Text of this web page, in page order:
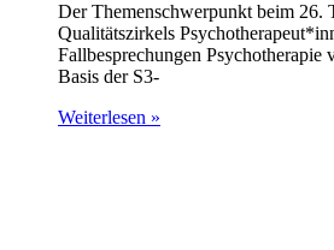
Der Themenschwerpunkt beim 26.
Qualitätszirkels
Fallbesprechungen Psychotherapie
Basis der S3-
Weiterlesen »